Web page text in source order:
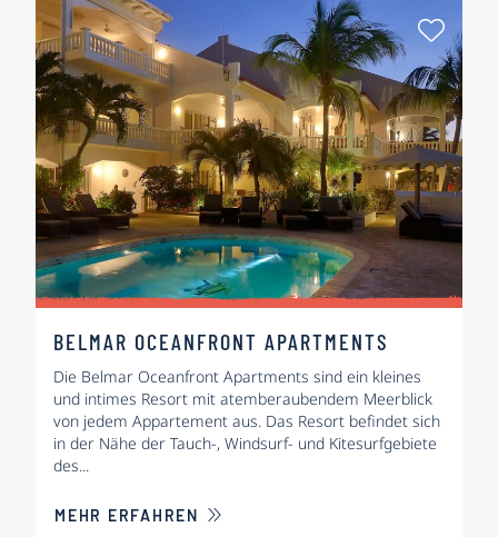
Als
BELMAR OCEANFRONT APARTMENTS
Die Belmar Oceanfront Apartments sind ein kleines
und intimes Resort mit atemberaubendem Meerblick
von jedem Appartement aus. Das Resort befindet sich
in der Nähe der Tauch-, Windsurf- und Kitesurfgebiete
des...
MEHR ERFAHREN ÜBER BELMAR OCEANFRONT